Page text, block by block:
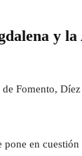
y
Fomento,
en